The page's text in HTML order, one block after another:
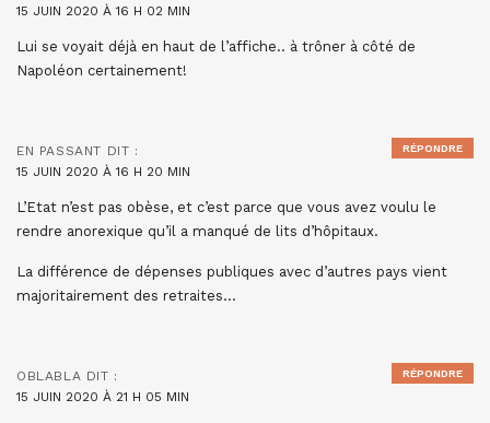
15 JUIN 2020 À 16 H 02 MIN
Lui se voyait déjà en haut de l’affiche.. à trôner à côté de
Napoléon certainement!
EN PASSANT DIT :
15 JUIN 2020 À 16 H 20 MIN
L’Etat n’est pas obèse, et c’est parce que vous avez voulu le
rendre anorexique qu’il a manqué de lits d’hôpitaux.
La différence de dépenses publiques avec d’autres pays vient
majoritairement des retraites…
RÉPONDRE
OBLABLA DIT :
15 JUIN 2020 À 21 H 05 MIN
RÉPONDRE